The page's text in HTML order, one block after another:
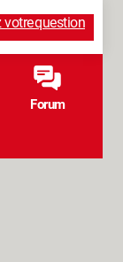
votrequestion
Forum